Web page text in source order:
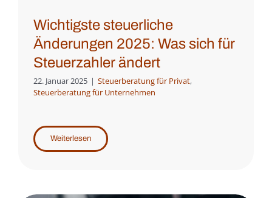
Wichtigste steuerliche
Änderungen 2025: Was sich für
Steuerzahler ändert
22. Januar 2025 | Steuerberatung für Privat,
Steuerberatung für Unternehmen
Weiterlesen